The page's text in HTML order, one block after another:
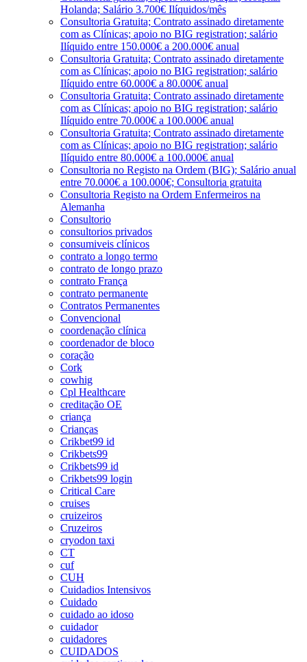
Holanda; Salário 3.700€ Ilíquidos/mês
Consultoria Gratuita; Contrato assinado diretamente
com as Clínicas; apoio no BIG registration; salário
Ilíquido entre 150.000€ a 200.000€ anual
Consultoria Gratuita; Contrato assinado diretamente
com as Clínicas; apoio no BIG registration; salário
Ilíquido entre 60.000€ a 80.000€ anual
Consultoria Gratuita; Contrato assinado diretamente
com as Clínicas; apoio no BIG registration; salário
Ilíquido entre 70.000€ a 100.000€ anual
Consultoria Gratuita; Contrato assinado diretamente
com as Clínicas; apoio no BIG registration; salário
Ilíquido entre 80.000€ a 100.000€ anual
Consultoria no Registo na Ordem (BIG); Salário anual
entre 70.000€ a 100.000€; Consultoria gratuita
Consultoria Registo na Ordem Enfermeiros na
Alemanha
Consultorio
consultorios privados
consumiveis clínicos
contrato a longo termo
contrato de longo prazo
contrato França
contrato permanente
Contratos Permanentes
Convencional
coordenação clínica
coordenador de bloco
coração
Cork
cowhig
Cpl Healthcare
creditação OE
criança
Crianças
Crikbet99 id
Crikbets99
Crikbets99 id
Crikbets99 login
Critical Care
cruises
cruizeiros
Cruzeiros
cryodon taxi
CT
cuf
CUH
Cuidadios Intensivos
Cuidado
cuidado ao idoso
cuidador
cuidadores
CUIDADOS